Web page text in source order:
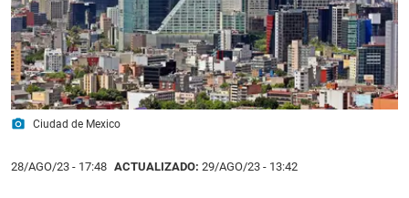
photo_camera Ciudad de Mexico
28/AGO/23 - 17:48 ACTUALIZADO: 29/AGO/23 - 13:42